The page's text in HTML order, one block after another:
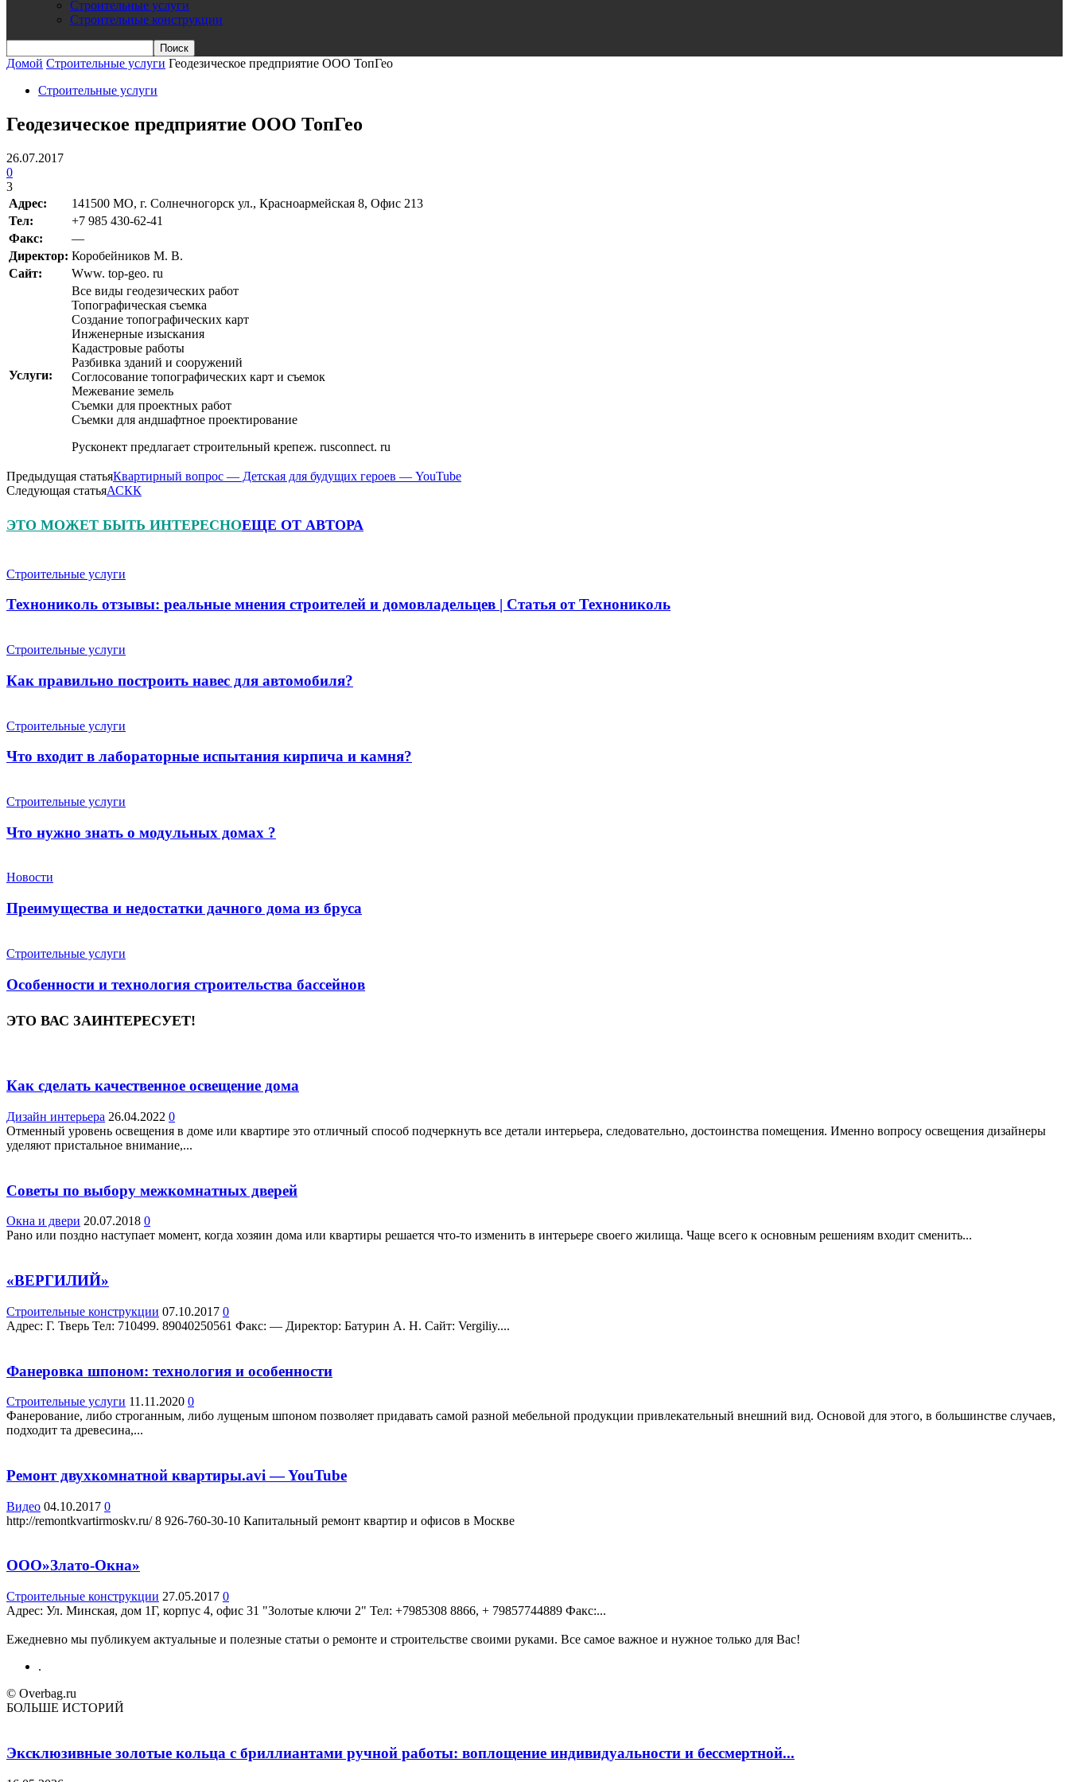
Строительные услуги
Строительные конструкции
Домой Строительные услуги Геодезическое предприятие ООО ТопГео
Строительные услуги
Геодезическое предприятие ООО ТопГео
26.07.2017
0
3
Адрес:
141500 МO, г. Солнечногорск ул., Красноармейская 8, Офис 213
Teл:
+7 985 430-62-41
Факс:
—
Директор: Коробейников М. В.
Сайт:
Www. top-geo. ru
Услуги:
Все виды геодезических работ
Топографическая съемка
Создание топографических карт
Инженерные изыскания
Кадастровые работы
Разбивка зданий и сооружений
Соглосование топографических карт и съемок
Межевание земель
Съемки для проектных работ
Съемки для андшафтное проектирование
Русконект предлагает строительный крепеж. rusconnect. ru
Предыдущая статьяКвартирный вопрос — Детская для будущих героев — YouTube
Следующая статьяАСКК
ЭТО МОЖЕТ БЫТЬ ИНТЕРЕСНОЕЩЕ ОТ АВТОРА
Строительные услуги
Технониколь отзывы: реальные мнения строителей и домовладельцев | Статья от Технониколь
Строительные услуги
Как правильно построить навес для автомобиля?
Строительные услуги
Что входит в лабораторные испытания кирпича и камня?
Строительные услуги
Что нужно знать о модульных домах ?
Новости
Преимущества и недостатки дачного дома из бруса
Строительные услуги
Особенности и технология строительства бассейнов
ЭТО ВАС ЗАИНТЕРЕСУЕТ!
Как сделать качественное освещение дома
Дизайн интерьера 26.04.2022 0
Отменный уровень освещения в доме или квартире это отличный способ подчеркнуть все детали интерьера, следовательно, достоинства помещения. Именно вопросу освещения дизайнеры
уделяют пристальное внимание,...
Советы по выбору межкомнатных дверей
Окна и двери 20.07.2018 0
Рано или поздно наступает момент, когда хозяин дома или квартиры решается что-то изменить в интерьере своего жилища. Чаще всего к основным решениям входит сменить...
«ВЕРГИЛИЙ»
Строительные конструкции 07.10.2017 0
Адрес: Г. Тверь Teл: 710499. 89040250561 Факс: — Директор: Батурин А. Н. Сайт: Vergiliy....
Фанеровка шпоном: технология и особенности
Строительные услуги 11.11.2020 0
Фанерование, либо строганным, либо лущеным шпоном позволяет придавать самой разной мебельной продукции привлекательный внешний вид. Основой для этого, в большинстве случаев,
подходит та древесина,...
Ремонт двухкомнатной квартиры.avi — YouTube
Видео 04.10.2017 0
http://remontkvartirmoskv.ru/ 8 926-760-30-10 Капитальный ремонт квартир и офисов в Москве
ООО»Злато-Окна»
Строительные конструкции 27.05.2017 0
Адрес: Ул. Минская, дом 1Г, корпус 4, офис 31 "Золотые ключи 2" Teл: +7985308 8866, + 79857744889 Факс:...
Ежедневно мы публикуем актуальные и полезные статьи о ремонте и строительстве своими руками. Все самое важное и нужное только для Вас!
.
© Overbag.ru
БОЛЬШЕ ИСТОРИЙ
Эксклюзивные золотые кольца с бриллиантами ручной работы: воплощение индивидуальности и бессмертной...